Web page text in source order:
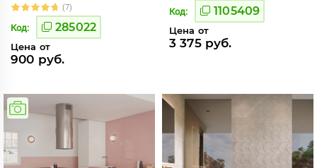
(7)
Код: 285022
Цена от
900 руб.
Код: 1105409
Цена от
3 375 руб.